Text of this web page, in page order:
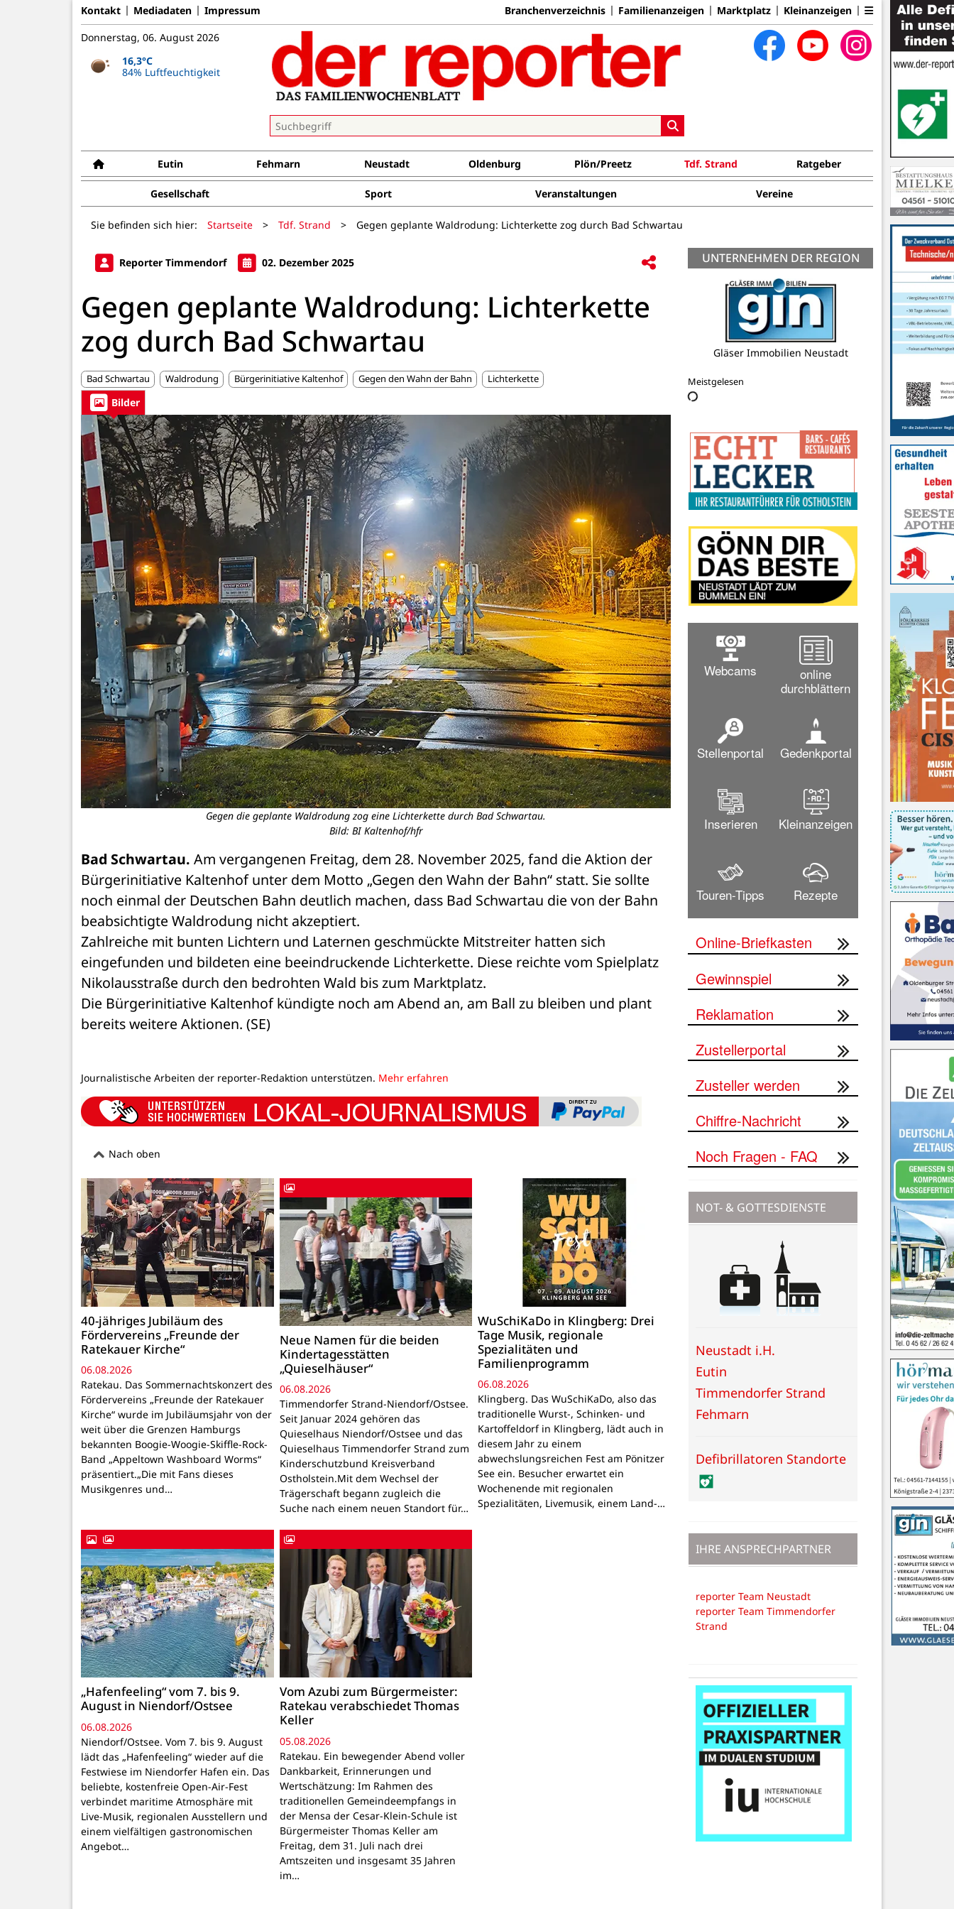
Kontakt Mediadaten Impressum Branchenverzeichnis Familienanzeigen Marktplatz Kleinanzeigen
Donnerstag, 06. August 2026
16,3°C
84% Luftfeuchtigkeit
Eutin Fehmarn Neustadt Oldenburg Plön/Preetz Tdf. Strand Ratgeber
Gesellschaft Sport Veranstaltungen Vereine
Sie befinden sich hier: Startseite > Tdf. Strand > Gegen geplante Waldrodung: Lichterkette zog durch Bad Schwartau
Reporter Timmendorf 02. Dezember 2025
Gegen geplante Waldrodung: Lichterkette
zog durch Bad Schwartau
Bad Schwartau Waldrodung Bürgerinitiative Kaltenhof Gegen den Wahn der Bahn Lichterkette
Bilder
Gegen die geplante Waldrodung zog eine Lichterkette durch Bad Schwartau.
Bild: BI Kaltenhof/hfr
Bad Schwartau. Am vergangenen Freitag, dem 28. November 2025, fand die Aktion der
Bürgerinitiative Kaltenhof unter dem Motto „Gegen den Wahn der Bahn“ statt. Sie sollte
noch einmal der Deutschen Bahn deutlich machen, dass Bad Schwartau die von der Bahn
beabsichtigte Waldrodung nicht akzeptiert.
Zahlreiche mit bunten Lichtern und Laternen geschmückte Mitstreiter hatten sich
eingefunden und bildeten eine beeindruckende Lichterkette. Diese reichte vom Spielplatz
Nikolausstraße durch den bedrohten Wald bis zum Marktplatz.
Die Bürgerinitiative Kaltenhof kündigte noch am Abend an, am Ball zu bleiben und plant
bereits weitere Aktionen. (SE)
Journalistische Arbeiten der reporter-Redaktion unterstützen. Mehr erfahren
Nach oben
40-jähriges Jubiläum des
Fördervereins „Freunde der
Ratekauer Kirche“
06.08.2026
Ratekau. Das Sommernachtskonzert des
Fördervereins „Freunde der Ratekauer
Kirche“ wurde im Jubiläumsjahr von der
weit über die Grenzen Hamburgs
bekannten Boogie-Woogie-Skiffle-Rock-
Band „Appeltown Washboard Worms“
präsentiert.„Die mit Fans dieses
Musikgenres und…
Neue Namen für die beiden
Kindertagesstätten
„Quieselhäuser“
06.08.2026
Timmendorfer Strand-Niendorf/Ostsee.
Seit Januar 2024 gehören das
Quieselhaus Niendorf/Ostsee und das
Quieselhaus Timmendorfer Strand zum
Kinderschutzbund Kreisverband
Ostholstein.Mit dem Wechsel der
Trägerschaft begann zugleich die
Suche nach einem neuen Standort für…
WuSchiKaDo in Klingberg: Drei
Tage Musik, regionale
Spezialitäten und
Familienprogramm
06.08.2026
Klingberg. Das WuSchiKaDo, also das
traditionelle Wurst-, Schinken- und
Kartoffeldorf in Klingberg, lädt auch in
diesem Jahr zu einem
abwechslungsreichen Fest am Pönitzer
See ein. Besucher erwartet ein
Wochenende mit regionalen
Spezialitäten, Livemusik, einem Land-…
„Hafenfeeling“ vom 7. bis 9.
August in Niendorf/Ostsee
06.08.2026
Niendorf/Ostsee. Vom 7. bis 9. August
lädt das „Hafenfeeling“ wieder auf die
Festwiese im Niendorfer Hafen ein. Das
beliebte, kostenfreie Open-Air-Fest
verbindet maritime Atmosphäre mit
Live-Musik, regionalen Ausstellern und
einem vielfältigen gastronomischen
Angebot…
Vom Azubi zum Bürgermeister:
Ratekau verabschiedet Thomas
Keller
05.08.2026
Ratekau. Ein bewegender Abend voller
Dankbarkeit, Erinnerungen und
Wertschätzung: Im Rahmen des
traditionellen Gemeindeempfangs in
der Mensa der Cesar-Klein-Schule ist
Bürgermeister Thomas Keller am
Freitag, dem 31. Juli nach drei
Amtszeiten und insgesamt 35 Jahren
im…
UNTERNEHMEN DER REGION
Tourismus-Agentur Lübecker Bucht
AöR
Meistgelesen
Webcams
online
durchblättern
Stellenportal Gedenkportal
Inserieren Kleinanzeigen
Touren-Tipps Rezepte
Online-Briefkasten
Gewinnspiel
Reklamation
Zustellerportal
Zusteller werden
Chiffre-Nachricht
Noch Fragen - FAQ
NOT- & GOTTESDIENSTE
Neustadt i.H.
Eutin
Timmendorfer Strand
Fehmarn
Defibrillatoren Standorte
IHRE ANSPRECHPARTNER
reporter Team Neustadt
reporter Team Timmendorfer
Strand